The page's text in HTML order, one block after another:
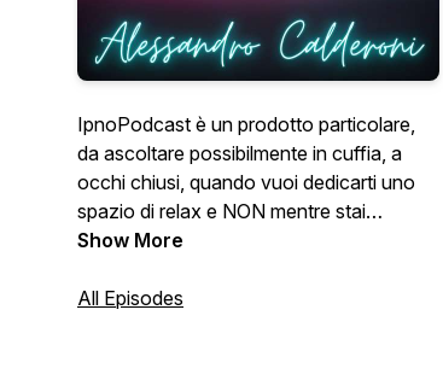
IpnoPodcast è un prodotto particolare,
da ascoltare possibilmente in cuffia, a
occhi chiusi, quando vuoi dedicarti uno
spazio di relax e NON mentre stai
guidando o ti stai dedicando ad attività
Show More
All Episodes